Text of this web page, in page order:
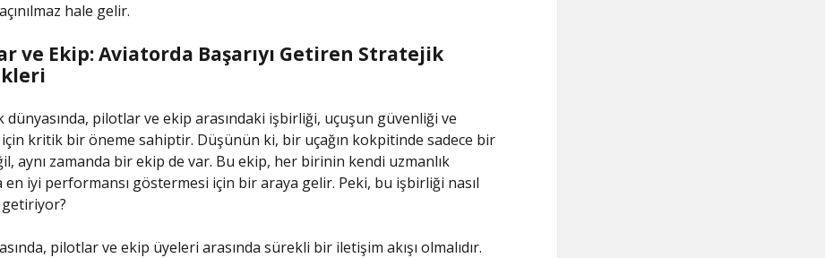
hale gelir.
ve Ekip: Aviatorda Başarıyı Getiren Stratejik
dünyasında, pilotlar ve ekip arasındaki işbirliği, uçuşun güvenliği ve
için kritik bir öneme sahiptir. Düşünün ki, bir uçağın kokpitinde sadece bir
aynı zamanda bir ekip de var. Bu ekip, her birinin kendi uzmanlık
en iyi performansı göstermesi için bir araya gelir. Peki, bu işbirliği nasıl
getiriyor?
pilotlar ve ekip üyeleri arasında sürekli bir iletişim akışı olmalıdır.